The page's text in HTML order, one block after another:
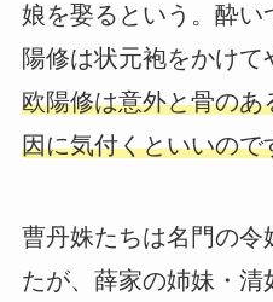
娘を娶るという。酔い
陽修は状元袍をかけて
欧陽修は意外と骨の
因に気付くといいの
曹丹姝たちは名門の令
たが、薛家の姉妹・清